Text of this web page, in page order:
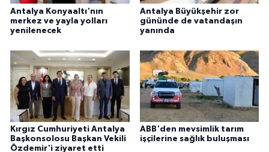
Antalya Konyaaltı'nın
merkez ve yayla yolları
yenilenecek
Antalya Büyükşehir zor
gününde de vatandaşın
yanında
Kırgız Cumhuriyeti Antalya
Başkonsolosu Başkan Vekili
Özdemir'i ziyaret etti
ABB'den mevsimlik tarım
işçilerine sağlık buluşması